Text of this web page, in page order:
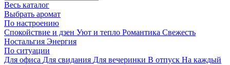
Весь каталог
Выбрать аромат
По настроению
Спокойствие и дзен Уют и тепло Романтика Свежесть
Ностальгия Энергия
По ситуации
Для офиса Для свидания Для вечеринки В отпуск На каждый